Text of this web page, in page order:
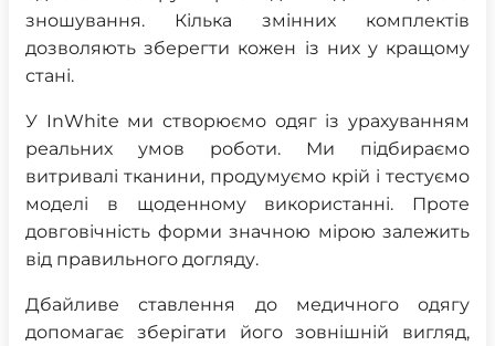
зношування. Кілька змінних комплектів
дозволяють зберегти кожен із них у кращому
стані.
У InWhite ми створюємо одяг із урахуванням
реальних умов роботи. Ми підбираємо
витривалі тканини, продумуємо крій і тестуємо
моделі в щоденному використанні. Проте
довговічність форми значною мірою залежить
від правильного догляду.
Дбайливе ставлення до медичного одягу
допомагає зберігати його зовнішній вигляд,